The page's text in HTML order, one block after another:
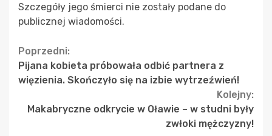
Szczegóły jego śmierci nie zostały podane do
publicznej wiadomości.
Continue
Reading
Poprzedni:
Pijana kobieta próbowała odbić partnera z
więzienia. Skończyło się na izbie wytrzeźwień!
Kolejny:
Makabryczne odkrycie w Oławie – w studni były
zwłoki mężczyzny!